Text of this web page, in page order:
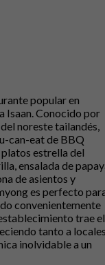
popular en
Isaan. Conocido por
noreste tailandés,
can-eat de BBQ
estrella del
ensalada de
de asientos y
es perfecto
convenientemente
trae el
tanto a
inolvidable a un